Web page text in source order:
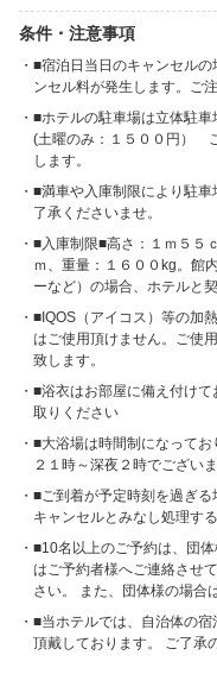
条件・注意事項
■宿泊日当日のキャンセル
ンセル料が発生します。ご
■ホテルの駐車場は立体駐
(土曜のみ：１５００円）
します。
■満車や入庫制限により駐
了承くださいませ。
■入庫制限■高さ：１ｍ５５
ｍ、重量：１６００kg。館
ーなど）の場合、ホテルと
■IQOS（アイコス）等の加
はご使用頂けません。ご使
致します。
■浴衣はお部屋に備え付け
取りください
■大浴場は時間制になって
２１時～深夜２時でござい
■ご到着が予定時刻を過ぎる
キャンセルとみなし処理す
■10名以上のご予約は、団
はご予約者様へご連絡させ
さい。 また、団体様の場合
■当ホテルでは、自治体の
頂戴しております。 ご了承